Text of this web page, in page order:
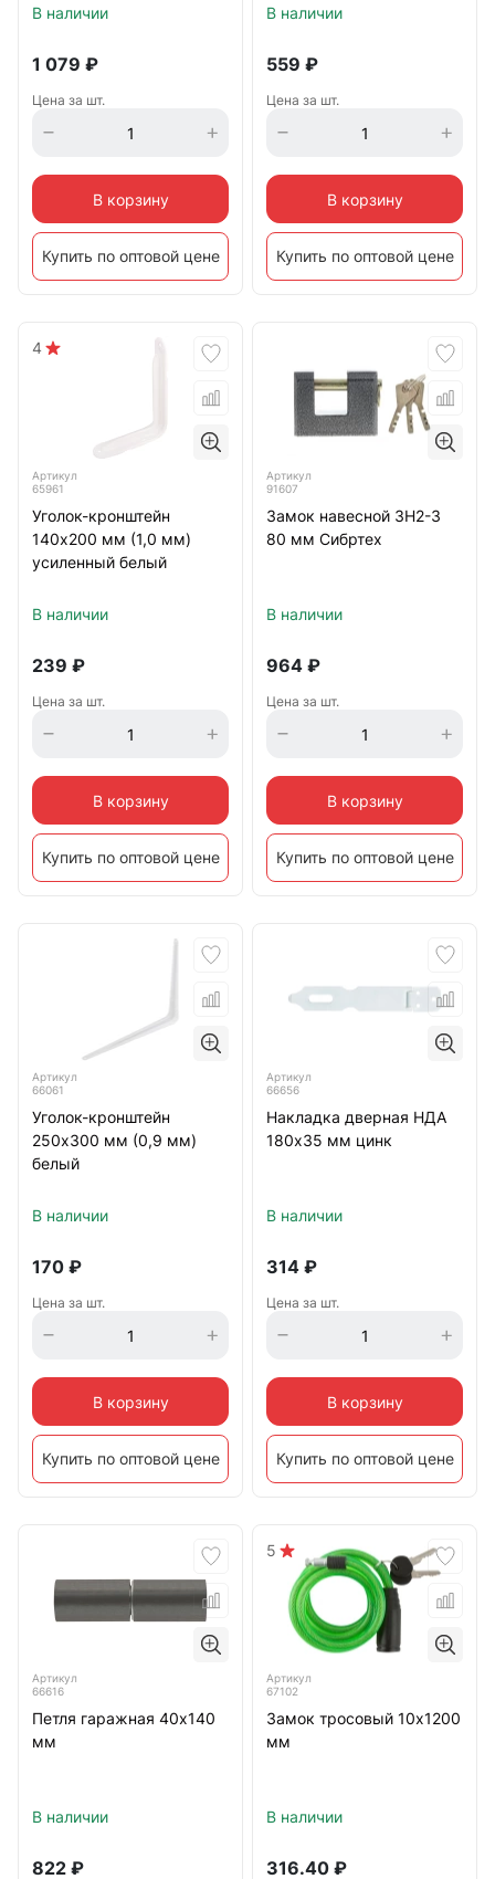
В наличии
1 079 ₽
Цена за шт.
В корзину
Купить по оптовой цене
В наличии
559 ₽
Цена за шт.
В корзину
Купить по оптовой цене
4
Артикул
65961
Уголок-кронштейн
140х200 мм (1,0 мм)
усиленный белый
В наличии
239 ₽
Цена за шт.
В корзину
Купить по оптовой цене
Артикул
91607
Замок навесной ЗН2-3
80 мм Сибртех
В наличии
964 ₽
Цена за шт.
В корзину
Купить по оптовой цене
Артикул
66061
Уголок-кронштейн
250х300 мм (0,9 мм)
белый
В наличии
170 ₽
Цена за шт.
В корзину
Купить по оптовой цене
Артикул
66656
Накладка дверная НДА
180х35 мм цинк
В наличии
314 ₽
Цена за шт.
В корзину
Купить по оптовой цене
Артикул
66616
Петля гаражная 40х140
мм
В наличии
822 ₽
5
Артикул
67102
Замок тросовый 10х1200
мм
В наличии
316.40 ₽